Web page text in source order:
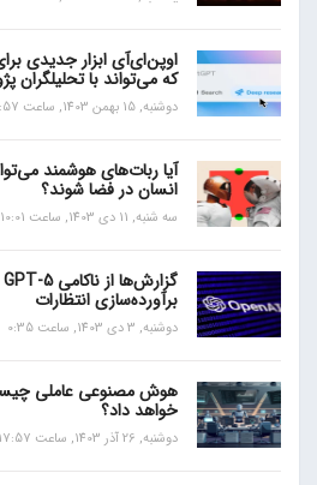
اوپن‌ای‌آی ابزار جدیدی
که می‌تواند با تحلیلگران
دوشنبه, 15 بهمن 1403, ساعت 19:57
آیا ربات‌های هوشمند
انسان در فضا شوند؟
سه شنبه, 11 دی 1403, ساعت 10:01
برآورده‌سازی انتظارات
دوشنبه, 3 دی 1403, ساعت 0:35
هوش مصنوعی عاملی چیست
خواهد داد؟
دوشنبه, 26 آذر 1403, ساعت 17:57